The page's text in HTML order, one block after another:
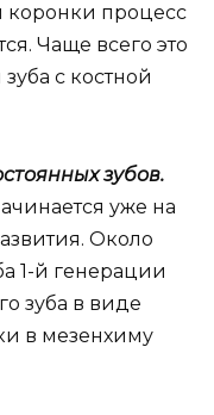
коронки процесс
Чаще всего это
с костной
зубов.
уже на
Около
1-й генерации
зуба в виде
в мезенхиму